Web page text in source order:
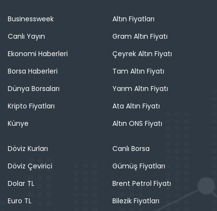
Businessweek
Canlı Yayın
Ekonomi Haberleri
Borsa Haberleri
Dünya Borsaları
Kripto Fiyatları
Künye
Altın Fiyatları
Gram Altın Fiyatı
Çeyrek Altın Fiyatı
Tam Altın Fiyatı
Yarım Altın Fiyatı
Ata Altın Fiyatı
Altın ONS Fiyatı
Döviz Kurları
Döviz Çevirici
Dolar TL
Euro TL
Canlı Borsa
Gümüş Fiyatları
Brent Petrol Fiyatı
Bilezik Fiyatları